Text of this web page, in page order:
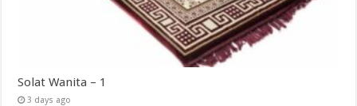
Solat Wanita – 1
3 days ago